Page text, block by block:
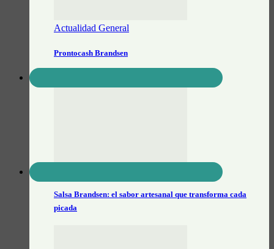
Actualidad General
Prontocash Brandsen
Salsa Brandsen: el sabor artesanal que transforma cada
picada